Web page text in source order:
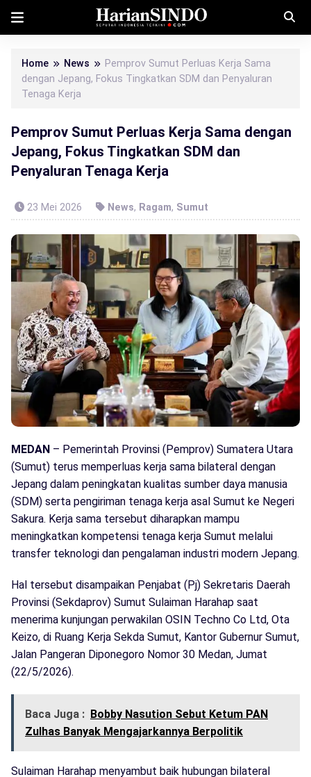
Home News
Pemprov Sumut Perluas Kerja Sama
dengan Jepang, Fokus Tingkatkan SDM dan Penyaluran
Tenaga Kerja
Pemprov Sumut Perluas Kerja Sama dengan
Jepang, Fokus Tingkatkan SDM dan
Penyaluran Tenaga Kerja
23 Mei 2026 News, Ragam, Sumut
MEDAN – Pemerintah Provinsi (Pemprov) Sumatera Utara
(Sumut) terus memperluas kerja sama bilateral dengan
Jepang dalam peningkatan kualitas sumber daya manusia
(SDM) serta pengiriman tenaga kerja asal Sumut ke Negeri
Sakura. Kerja sama tersebut diharapkan mampu
meningkatkan kompetensi tenaga kerja Sumut melalui
transfer teknologi dan pengalaman industri modern Jepang.
Hal tersebut disampaikan Penjabat (Pj) Sekretaris Daerah
Provinsi (Sekdaprov) Sumut Sulaiman Harahap saat
menerima kunjungan perwakilan OSIN Techno Co Ltd, Ota
Keizo, di Ruang Kerja Sekda Sumut, Kantor Gubernur Sumut,
Jalan Pangeran Diponegoro Nomor 30 Medan, Jumat
(22/5/2026).
Baca Juga : Bobby Nasution Sebut Ketum PAN
Zulhas Banyak Mengajarkannya Berpolitik
Sulaiman Harahap menyambut baik hubungan bilateral